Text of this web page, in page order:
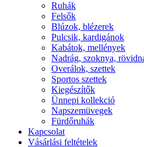
Ruhák
Felsők
Blúzok, blézerek
Pulcsik, kardigánok
Kabátok, mellények
Nadrág, szoknya,
Overálok, szettek
Sportos szettek
Kiegészítők
Ünnepi kollekció
Napszemüvegek
Fürdőruhák
Kapcsolat
Vásárlási feltételek